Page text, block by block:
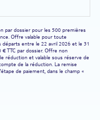
région se situe entre avril
populaire malgré l'affluence
tandis que l'hiver offre des
marchés de Noël.
d’un week-end
musées célèbres comme le
Hall, explorez le quartier
par dossier pour les 500 premières
Offre valable pour toute
entre le 22 avril 2026 et le 31
TTC par dossier. Offre non
réduction et valable sous réserve de
de la réduction. La remise
de paiement, dans le champ «